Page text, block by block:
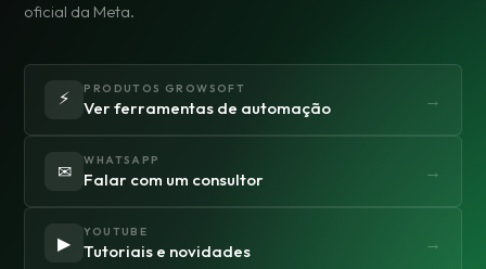
oficial da Meta.
⚡ PRODUTOS GROWSOFT
Ver ferramentas de automação →
✉
WHATSAPP
Falar com um consultor →
▶
YOUTUBE
Tutoriais e novidades →